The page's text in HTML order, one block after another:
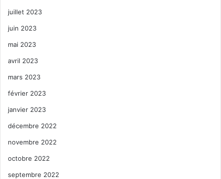
juillet 2023
juin 2023
mai 2023
avril 2023
mars 2023
février 2023
janvier 2023
décembre 2022
novembre 2022
octobre 2022
septembre 2022